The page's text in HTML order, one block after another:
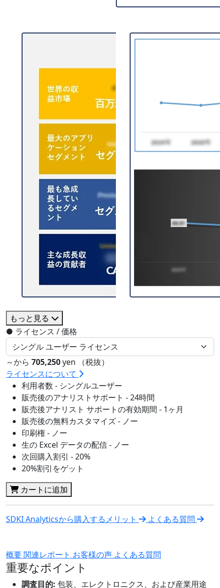
もっと見る
● ライセンス / 価格
～から 705,250yen （税抜）
ライセンスについて
利用者数 - シングルユーザー
販売後のアナリストサポート - 24時間
販売後アナリスト サポートの有効期間 - 1ヶ月
販売後の無料カスタマイズ - ノー
印刷権 - ノー
生の Excel データの配信 - ノー
次回購入割引 - 20%
20%割引をゲット
カートに追加
SDKI Analyticsから購入するメリット よくある質問
概要関連レポート お客様の声 よくある質問
重要なポイント
調査目的: 包装、エレクトロニクス、および産業用途